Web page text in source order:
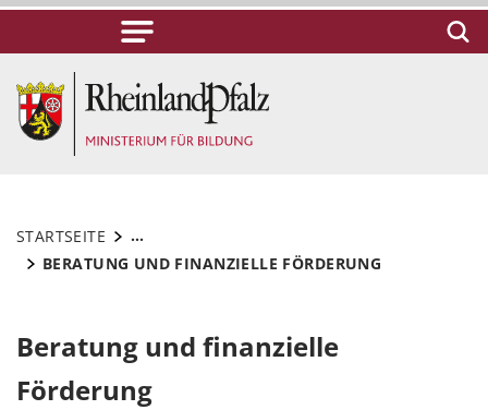
STARTSEITE
...
BERATUNG UND FINANZIELLE FÖRDERUNG
Beratung und finanzielle
Förderung